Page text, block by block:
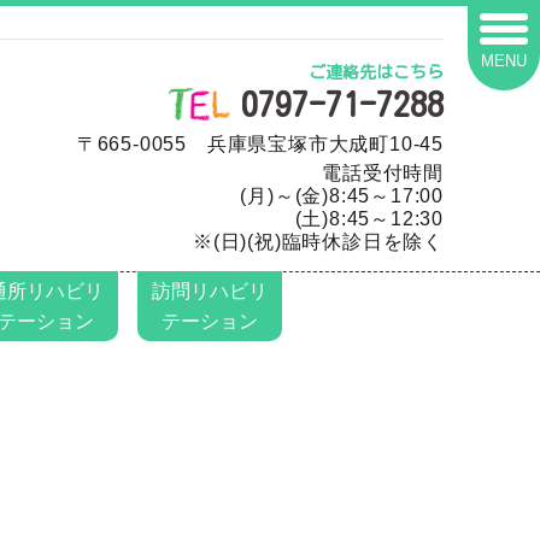
所リハビリ
ーション
訪問リハビリ
テーション
ご連絡先はこちら
0797-71-7288
〒665-0055 兵庫県宝塚市大成町10-45
電話受付時間
(月)～(金)8:45～17:00
(土)8:45～12:30
※(日)(祝)臨時休診日を除く
MENU